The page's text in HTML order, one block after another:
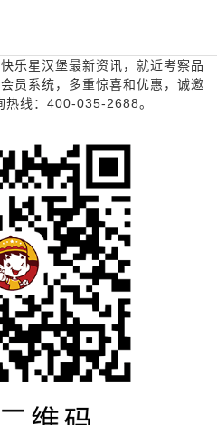
乐星汉堡最新资讯，就近考察品
员系统，多重惊喜和优惠，诚邀
热线：400-035-2688。